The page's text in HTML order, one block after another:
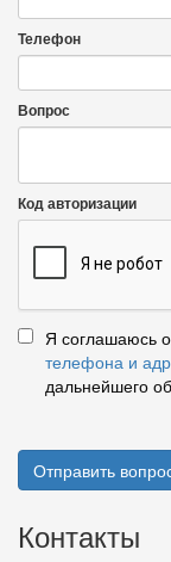
Телефон
Вопрос
Код авторизации
Я соглашаюсь
телефона и
дальнейшего
Отправить
Контакты